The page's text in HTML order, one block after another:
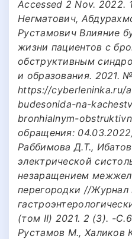
Accessed 2 Nov. 2022.
Негматович,
Рустамович Влияние
жизни пациентов с
обструктивным
и образования. 2021.
https://cyberleninka.ru/
budesonida-na-
bronhialnym-
обращения:
Раббимова Д.Т.,
электрической
незаращением
перегородки //Журнал
(том II) 2021. 2 (3). -
Рустамов М., Халиков